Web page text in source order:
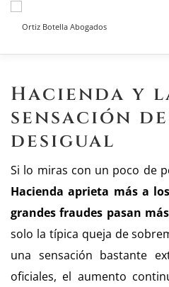
Saltar
BLOG CONTACTO
Hacienda y
sensación
desigual
Si lo miras con un poco de
Hacienda aprieta más a
grandes fraudes pasan
solo la típica queja de
una sensación bastante
oficiales, el aumento